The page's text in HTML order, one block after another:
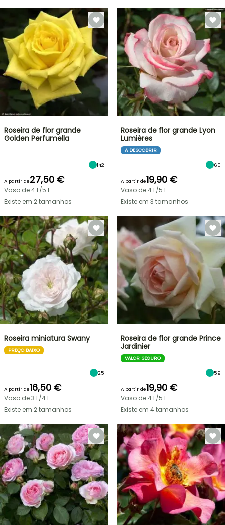
Roseira de flor grande
Golden Perfumella
142
A partir de27,50 €
Vaso de 4 L/5 L
Existe em 2 tamanhos
Roseira de flor grande Lyon
Lumières
A DESCOBRIR
60
A partir de19,90 €
Vaso de 4 L/5 L
Existe em 3 tamanhos
Roseira miniatura Swany
PREÇO BAIXO
25
A partir de16,50 €
Vaso de 3 L/4 L
Existe em 2 tamanhos
Roseira de flor grande Prince
Jardinier
VALOR SEGURO
59
A partir de19,90 €
Vaso de 4 L/5 L
Existe em 4 tamanhos